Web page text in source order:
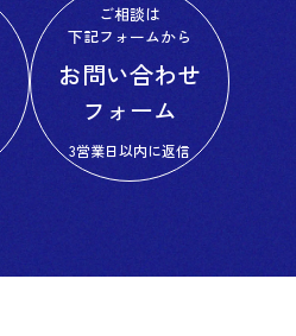
ご相談は
下記フォームから
お問い合わせ
フォーム
3営業日以内に返信